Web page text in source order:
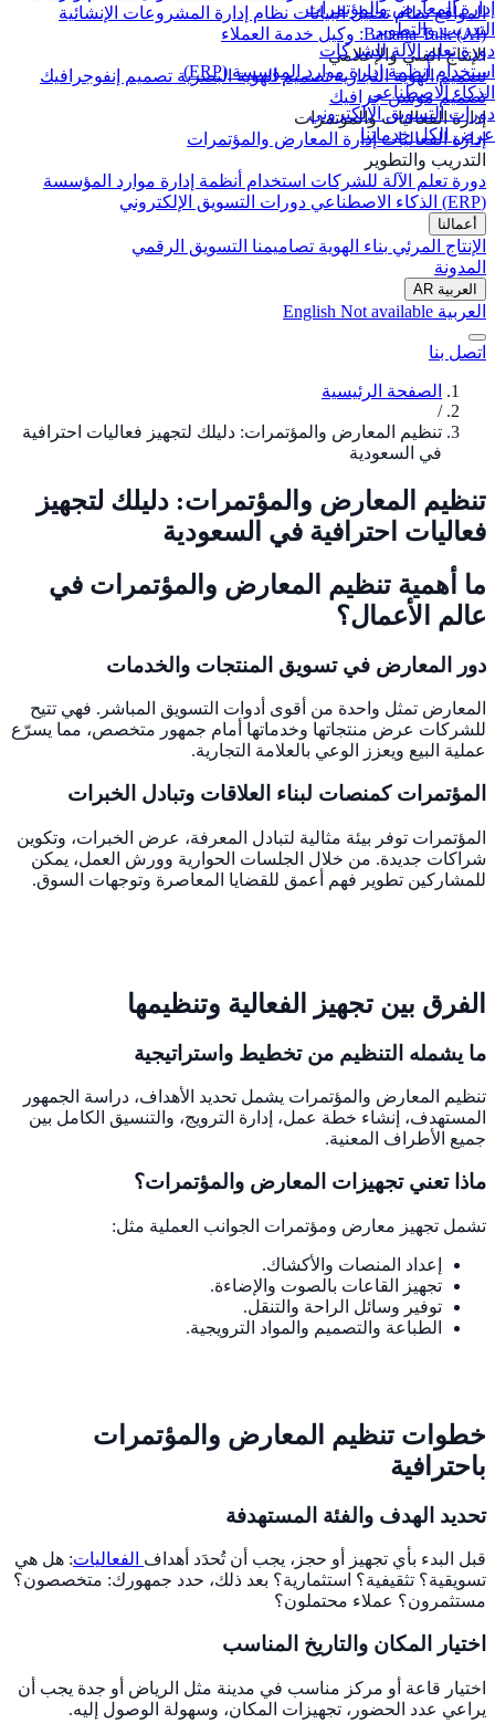
إدارة المعارض والمؤتمرات
التدريب والتطوير
دورة تعلم الآلة للشركات
استخدام أنظمة إدارة موارد المؤسسة (ERP)
الذكاء الاصطناعي
دورات التسويق الإلكتروني
عرض الكل خدماتنا
المواقعنظام تحليل البيانات نظام إدارة المشروعات الإنشائية
Banana Talk (AI): وكيل خدمة العملاء
الإنتاج الفني والإعلامي
تصميم الهوية التجاريةتصميم الهوية البصرية تصميم إنفوجرافيك
تصميم موشن جرافيك
إدارة الفعاليات والمؤتمرات
إدارة الفعالياتإدارة المعارض والمؤتمرات
التدريب والتطوير
دورة تعلم الآلة للشركات استخدام أنظمة إدارة موارد المؤسسة
(ERP)
الذكاء الاصطناعي دورات التسويق الإلكتروني
أعمالنا
الإنتاج المرئي بناء الهوية تصاميمنا التسويق الرقمي
المدونة
العربية AR
العربية English Not available
اتصل بنا
الصفحة الرئيسية
/
تنظيم المعارض والمؤتمرات: دليلك لتجهيز فعاليات احترافية
في السعودية
تنظيم المعارض والمؤتمرات: دليلك لتجهيز
فعاليات احترافية في السعودية
ما أهمية تنظيم المعارض والمؤتمرات في
عالم الأعمال؟
دور المعارض في تسويق المنتجات والخدمات
المعارض تمثل واحدة من أقوى أدوات التسويق المباشر. فهي تتيح
للشركات عرض منتجاتها وخدماتها أمام جمهور متخصص، مما يسرّع
عملية البيع ويعزز الوعي بالعلامة التجارية.
المؤتمرات كمنصات لبناء العلاقات وتبادل الخبرات
المؤتمرات توفر بيئة مثالية لتبادل المعرفة، عرض الخبرات، وتكوين
شراكات جديدة. من خلال الجلسات الحوارية وورش العمل، يمكن
للمشاركين تطوير فهم أعمق للقضايا المعاصرة وتوجهات السوق.
الفرق بين تجهيز الفعالية وتنظيمها
ما يشمله التنظيم من تخطيط واستراتيجية
تنظيم المعارض والمؤتمرات يشمل تحديد الأهداف، دراسة الجمهور
المستهدف، إنشاء خطة عمل، إدارة الترويج، والتنسيق الكامل بين
جميع الأطراف المعنية.
ماذا تعني تجهيزات المعارض والمؤتمرات؟
تشمل تجهيز معارض ومؤتمرات الجوانب العملية مثل:
إعداد المنصات والأكشاك.
تجهيز القاعات بالصوت والإضاءة.
توفير وسائل الراحة والتنقل.
الطباعة والتصميم والمواد الترويجية.
خطوات تنظيم المعارض والمؤتمرات
باحترافية
تحديد الهدف والفئة المستهدفة
قبل البدء بأي تجهيز أو حجز، يجب أن تُحدَد أهداف الفعاليات: هل هي
تسويقية؟ تثقيفية؟ استثمارية؟ بعد ذلك، حدد جمهورك: متخصصون؟
مستثمرون؟ عملاء محتملون؟
اختيار المكان والتاريخ المناسب
اختيار قاعة أو مركز مناسب في مدينة مثل الرياض أو جدة يجب أن
يراعي عدد الحضور، تجهيزات المكان، وسهولة الوصول إليه.